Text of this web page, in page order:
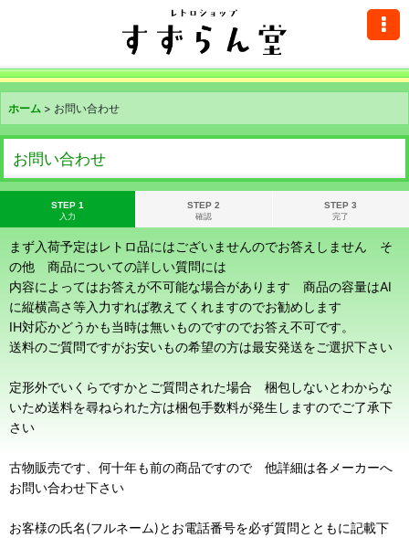
ホーム > お問い合わせ
お問い合わせ
STEP 1
入力
STEP 2
確認
STEP 3
完了
まず入荷予定はレトロ品にはございませんのでお答えしません そ
の他 商品についての詳しい質問には
内容によってはお答えが不可能な場合があります 商品の容量はAI
に縦横高さ等入力すれば教えてくれますのでお勧めします
IH対応かどうかも当時は無いものですのでお答え不可です。
送料のご質問ですがお安いもの希望の方は最安発送をご選択下さい
定形外でいくらですかとご質問された場合 梱包しないとわからな
いため送料を尋ねられた方は梱包手数料が発生しますのでご了承下
さい
古物販売です、何十年も前の商品ですので 他詳細は各メーカーへ
お問い合わせ下さい
お客様の氏名(フルネーム)とお電話番号を必ず質問とともに記載下